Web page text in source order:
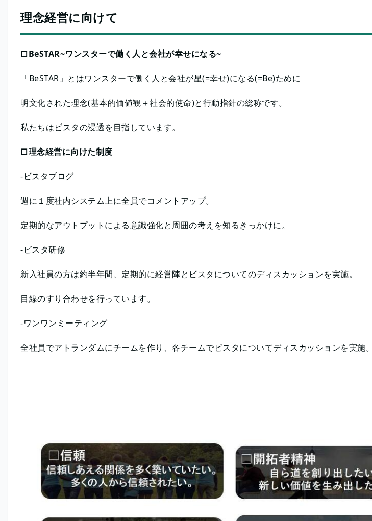
理念経営に向けて
□BeSTAR~ワンスターで働く人と会社が幸せになる~
「BeSTAR」とはワンスターで働く人と会社が星(=幸せ)になる(=Be)ために
明文化された理念(基本的価値観＋社会的使命)と行動指針の総称です。
私たちはビスタの浸透を目指しています。
□理念経営に向けた制度
-ビスタブログ
週に１度社内システム上に全員でコメントアップ。
定期的なアウトプットによる意識強化と周囲の考えを知るきっかけに。
-ビスタ研修
新入社員の方は約半年間、定期的に経営陣とビスタについてのディスカッションを実施。
目線のすり合わせを行っています。
-ワンワンミーティング
全社員でアトランダムにチームを作り、各チームでビスタについてディスカッションを実施。